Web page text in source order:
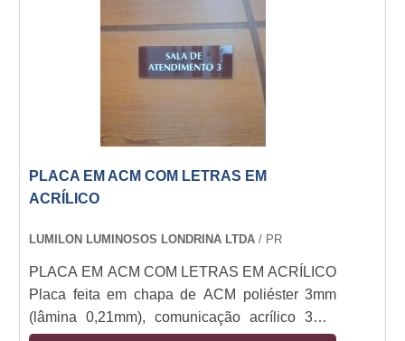
Inúmeros modelos e tamanhos, Alta perfo....
PLACA EM ACM COM LETRAS EM
ACRÍLICO
LUMILON LUMINOSOS LONDRINA LTDA / PR
PLACA EM ACM COM LETRAS EM ACRÍLICO
Placa feita em chapa de ACM poliéster 3mm
(lâmina 0,21mm), comunicação acrílico 3mm